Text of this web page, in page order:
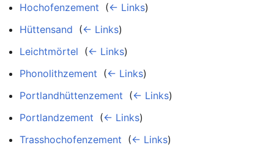
Hochofenzement (← Links)
Hüttensand (← Links)
Leichtmörtel (← Links)
Phonolithzement (← Links)
Portlandhüttenzement (← Links)
Portlandzement (← Links)
Trasshochofenzement (← Links)